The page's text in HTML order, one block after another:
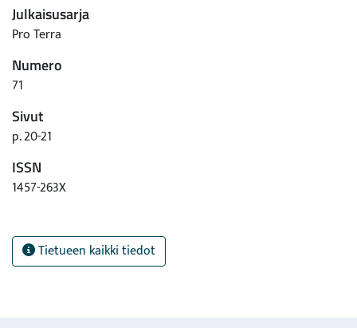
Julkaisusarja
Pro Terra
Numero
71
Sivut
p. 20-21
ISSN
1457-263X
Tietueen kaikki tiedot